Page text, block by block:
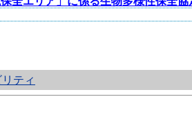
ティ